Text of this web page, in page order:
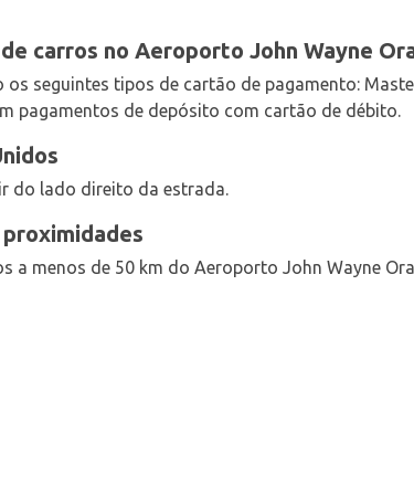
carros no Aeroporto John Wayne
seguintes tipos de cartão de pagamento:
pagamentos de depósito com cartão de débito.
do lado direito da estrada.
a menos de 50 km do Aeroporto John Wayne